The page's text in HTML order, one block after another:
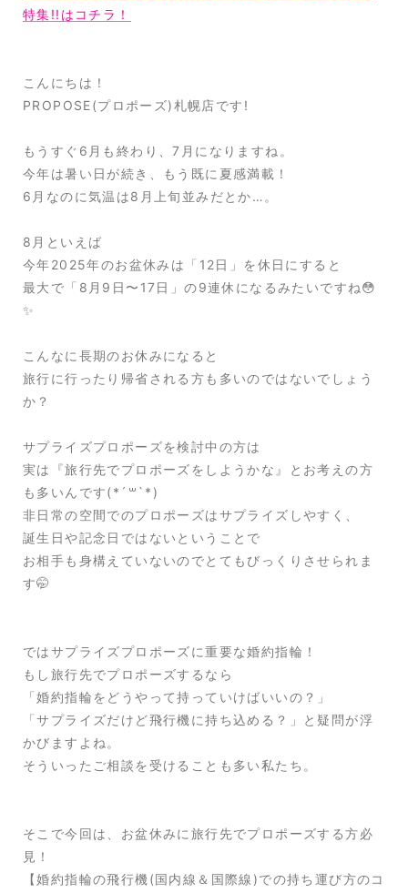
特集!!はコチラ！
こんにちは！
PROPOSE(プロポーズ)札幌店です!
もうすぐ6月も終わり、7月になりますね。
今年は暑い日が続き、もう既に夏感満載！
6月なのに気温は8月上旬並みだとか…。
8月といえば
今年2025年のお盆休みは「12日」を休日にすると
最大で「8月9日〜17日」の9連休になるみたいですね😳
✨
こんなに長期のお休みになると
旅行に行ったり帰省される方も多いのではないでしょう
か？
サプライズプロポーズを検討中の方は
実は『旅行先でプロポーズをしようかな』とお考えの方
も多いんです(*´꒳`*)
非日常の空間でのプロポーズはサプライズしやすく、
誕生日や記念日ではないということで
お相手も身構えていないのでとてもびっくりさせられま
す🤭
ではサプライズプロポーズに重要な婚約指輪！
もし旅行先でプロポーズするなら
「婚約指輪をどうやって持っていけばいいの？」
「サプライズだけど飛行機に持ち込める？」と疑問が浮
かびますよね。
そういったご相談を受けることも多い私たち。
そこで今回は、お盆休みに旅行先でプロポーズする方必
見！
【婚約指輪の飛行機(国内線＆国際線)での持ち運び方のコ